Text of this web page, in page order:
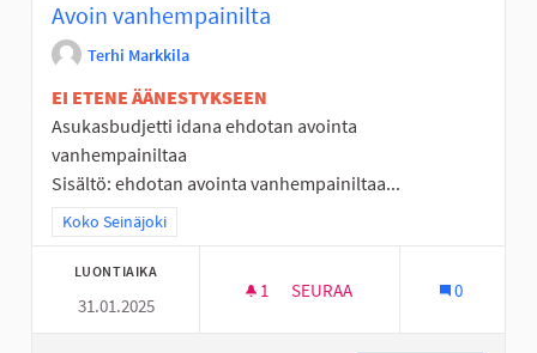
Avoin vanhempainilta
Terhi Markkila
EI ETENE ÄÄNESTYKSEEN
Asukasbudjetti idana ehdotan avointa
vanhempainiltaa
Sisältö: ehdotan avointa vanhempainiltaa...
Rajaa tulokset teeman mukaan: Koko Seinäjoki
Koko Seinäjoki
LUONTIAIKA
31.01.2025
1 1 SEURAAJA
SEURAA 0